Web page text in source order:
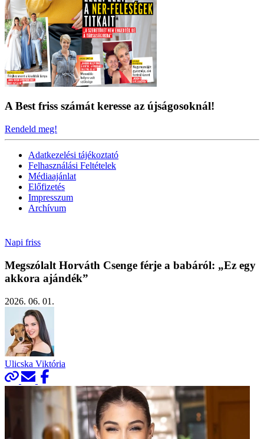
A Best friss számát keresse az újságosoknál!
Rendeld meg!
Adatkezelési tájékoztató
Felhasználási Feltételek
Médiaajánlat
Előfizetés
Impresszum
Archívum
Napi friss
Megszólalt Horváth Csenge férje a babáról: „Ez egy
akkora ajándék”
2026. 06. 01.
Ulicska Viktória